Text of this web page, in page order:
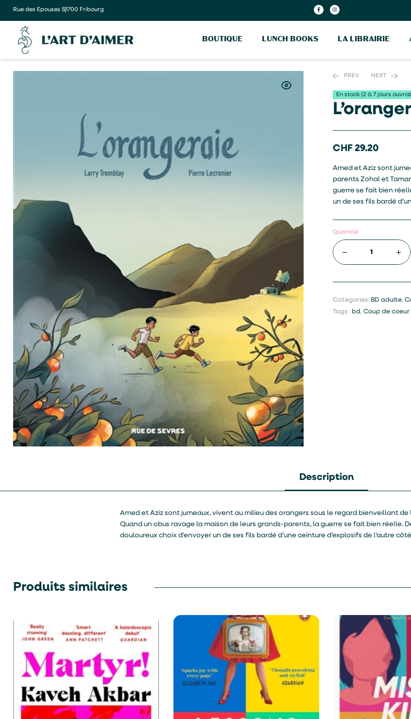
Rue des Epouses 51700 Fribourg
BOUTIQUE LUNCH BOOKS LA LIBRAIRIE
PREV NEXT
En stock (2 à 7 jours
CHF 29.20
Amed et Aziz sont
parents Zohal et
guerre se fait bien
un de ses fils bardé
Quantité
Categories: BD adulte,
Tags : bd, Coup de coeur
Description
Amed et Aziz sont jumeaux, vivent au milieu des orangers sous le regard bienveillant
Quand un obus ravage la maison de leurs grands-parents, la guerre se fait bien réelle.
douloureux choix d’envoyer un de ses fils bardé d’une ceinture d’explosifs de l’autre
Produits similaires